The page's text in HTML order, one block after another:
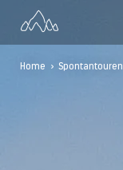
Home > Spontantouren